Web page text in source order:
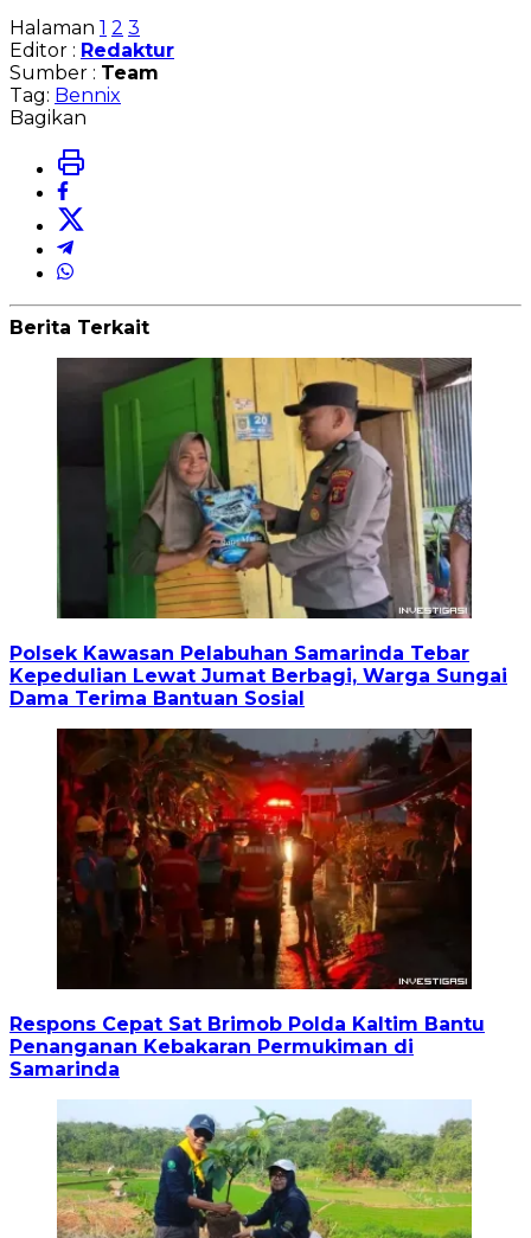
Halaman 1 2 3
Editor : Redaktur
Sumber : Team
Tag: Bennix
Bagikan
Berita Terkait
Polsek Kawasan Pelabuhan Samarinda Tebar
Kepedulian Lewat Jumat Berbagi, Warga Sungai
Dama Terima Bantuan Sosial
Respons Cepat Sat Brimob Polda Kaltim Bantu
Penanganan Kebakaran Permukiman di
Samarinda